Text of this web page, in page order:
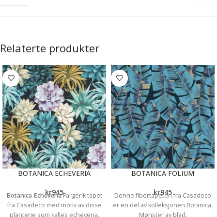
Relaterte produkter
BOTANICA ECHEVERIA
kr945
Botanica EcheveriaFargerik tapet
fra Casadeco med motiv av disse
plantene som kalles echeveria.
BOTANICA FOLIUM
kr945
Denne fibertapeten fra Casadeco
er en del av kolleksjonen Botanica.
Mønster av blad.